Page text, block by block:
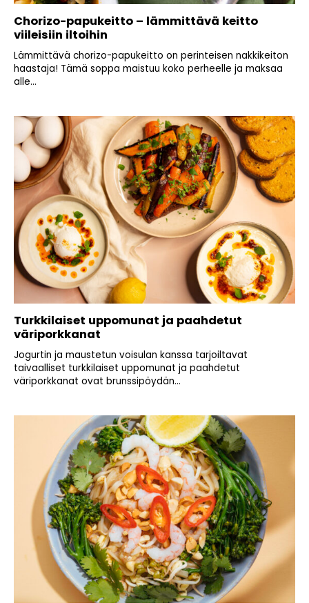
Chorizo-papukeitto – lämmittävä keitto
viileisiin iltoihin
Lämmittävä chorizo-papukeitto on perinteisen nakkikeiton
haastaja! Tämä soppa maistuu koko perheelle ja maksaa
alle...
Turkkilaiset uppomunat ja paahdetut
väriporkkanat
Jogurtin ja maustetun voisulan kanssa tarjoiltavat
taivaalliset turkkilaiset uppomunat ja paahdetut
väriporkkanat ovat brunssipöydän...